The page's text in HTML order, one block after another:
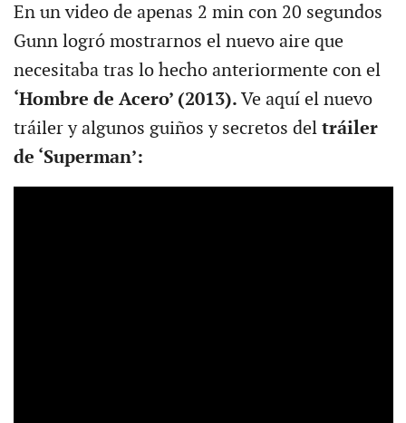
En un video de apenas 2 min con 20 segundos
Gunn logró mostrarnos el nuevo aire que
necesitaba tras lo hecho anteriormente con el
‘Hombre de Acero’ (2013). Ve aquí el nuevo
tráiler y algunos guiños y secretos del tráiler
de ‘Superman’: